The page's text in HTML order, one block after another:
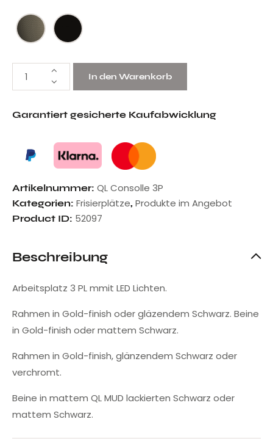
In den Warenkorb
Garantiert gesicherte Kaufabwicklung
Artikelnummer: QL Consolle 3P
Kategorien: Frisierplätze, Produkte im Angebot
Product ID: 52097
Beschreibung
Arbeitsplatz 3 PL mmit LED Lichten.
Rahmen in Gold-finish oder gläzendem Schwarz. Beine
in Gold-finish oder mattem Schwarz.
Rahmen in Gold-finish, glänzendem Schwarz oder
verchromt.
Beine in mattem QL MUD lackierten Schwarz oder
mattem Schwarz.